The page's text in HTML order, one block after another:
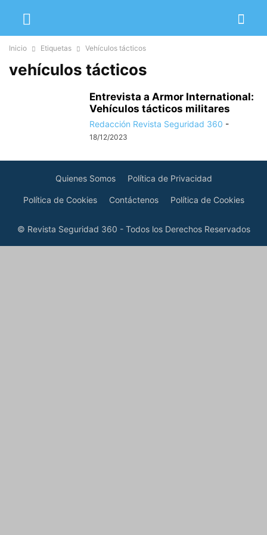
Inicio Etiquetas Vehículos tácticos
vehículos tácticos
Entrevista a Armor International:
Vehículos tácticos militares
Redacción Revista Seguridad 360 -
18/12/2023
Quienes Somos Política de Privacidad
Política de Cookies Contáctenos Política de Cookies
© Revista Seguridad 360 - Todos los Derechos Reservados